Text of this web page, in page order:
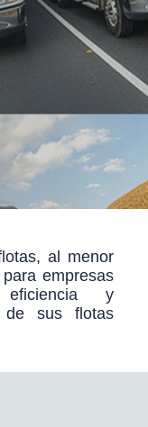
al menor
empresas
y
de sus flotas